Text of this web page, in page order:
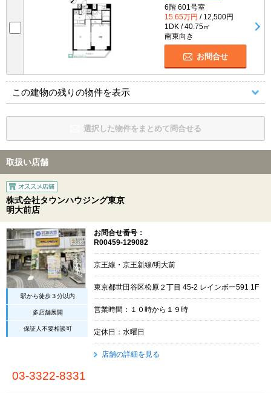
6階 601号室
15.65万円 / 12,500円
1DK / 40.75㎡
南東向き
お問合せ
この建物の残りの物件を表示
選択した物件をまとめて問合せる
取扱い店舗
株式会社タウンハウジング東京
明大前店
駅から徒歩３分以内
多店舗展開
保証人不要相談可
お問合せ番号：
R00459-129082
京王線・京王新線/明大前
東京都世田谷区松原２丁目 45-2 レインボー591 1F
営業時間：１０時から１９時
定休日：水曜日
店舗の詳細を見る
03-3322-8331